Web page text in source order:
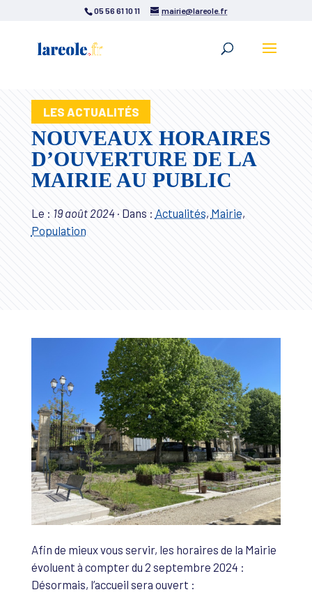
05 56 61 10 11 mairie@lareole.fr
LES ACTUALITÉS
NOUVEAUX HORAIRES
D’OUVERTURE DE LA
MAIRIE AU PUBLIC
Le : 19 août 2024· Dans : Actualités, Mairie,
Population
Afin de mieux vous servir, les horaires de la Mairie
évoluent à compter du 2 septembre 2024 :
Désormais, l’accueil sera ouvert :